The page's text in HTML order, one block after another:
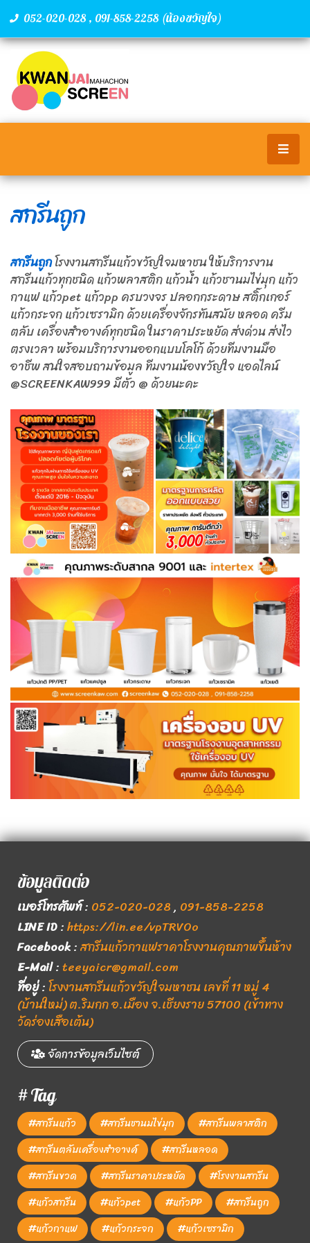
052-020-028 , 091-858-2258 (น้องขวัญใจ)
สกรีนถูก
สกรีนถูกโรงงานสกรีนแก้วขวัญใจมหาชน ให้บริการงาน
สกรีนแก้วทุกชนิด แก้วพลาสติก แก้วน้ำ แก้วชานมไข่มุก แก้ว
กาแฟ แก้วpet แก้วpp ครบวงจร ปลอกกระดาษ สติ๊กเกอร์
แก้วกระจก แก้วเซรามิก ด้วยเครื่องจักรทันสมัย หลอด ครีม
ตลับ เครื่องสำอางค์ทุกชนิด ในราคาประหยัด ส่งด่วน ส่งไว
ตรงเวลา พร้อมบริการงานออกแบบโลโก้ ด้วยทีมงานมือ
อาชีพ สนใจสอบถามข้อมูล ทีมงานน้องขวัญใจ แอดไลน์
@SCREENKAW999 มีตัว @ ด้วยนะคะ
ข้อมูลติดต่อ
เบอร์โทรศัพท์: 052-020-028, 091-858-2258
LINE ID:https://lin.ee/vpTRVOo
Facebook:สกรีนแก้วกาแฟราคาโรงงานคุณภาพขึ้นห้าง
E-Mail:teeyaicr@gmail.com
ที่อยู่:โรงงานสกรีนแก้วขวัญใจมหาชน เลขที่ 11 หมู่ 4
(บ้านใหม่) ต.ริมกก อ.เมือง จ.เชียงราย 57100 (เข้าทาง
วัดร่องเสือเต้น)
จัดการข้อมูลเว็บไซต์
# Tag
#สกรีนแก้ว #สกรีนชานมไข่มุก
#สกรีนพลาสติก
#สกรีนตลับเครื่องสำอางค์
#สกรีนหลอด
#สกรีนขวด
#สกรีนราคาประหยัด
#โรงงานสกรีน
#แก้วสกรีน
#แก้วpet #แก้วPP
#สกรีนถูก
#แก้วกาแฟ
#แก้วกระจก #แก้วเซรามิก